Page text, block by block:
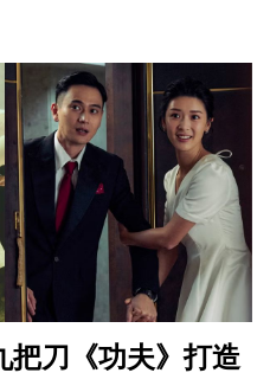
把刀《功夫》打造